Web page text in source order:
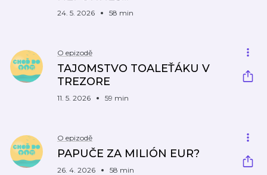
24. 5. 2026 58 min
O epizodě
TAJOMSTVO TOALEŤÁKU V
TREZORE
11. 5. 2026 59 min
O epizodě
PAPUČE ZA MILIÓN EUR?
26. 4. 2026 58 min